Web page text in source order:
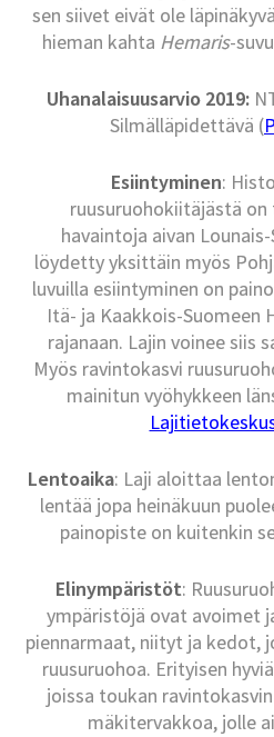
sen siivet eivät ole
hieman kahta Hemaris-
Uhanalaisuusarvio 2019:
Silmälläpidettävä (
Esiintyminen:
ruusuruohokiitäjästä
havaintoja aivan
löydetty yksittäin myös
luvuilla esiintyminen on
Itä- ja Kaakkois-Suomeen
rajanaan. Lajin voinee siis
Myös ravintokasvi
mainitun vyöhykkeen
Lentoaika: Laji aloittaa
lentää jopa heinäkuun
painopiste on kuitenkin
Elinympäristöt:
ympäristöjä ovat avoimet
piennarmaat, niityt ja kedot,
ruusuruohoa. Erityisen
joissa toukan
mäkitervakkoa, jolle